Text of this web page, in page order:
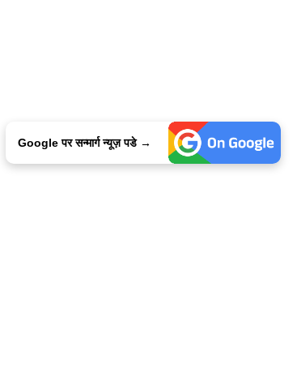
Google पर सन्मार्ग न्यूज़ पडे →